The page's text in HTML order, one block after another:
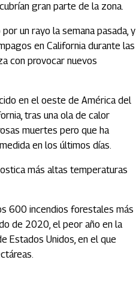
gran parte de la zona.
un rayo la semana pasada, y
en California durante las
con provocar nuevos
en el oeste de América del
tras una ola de calor
muertes pero que ha
en los últimos días.
más altas temperaturas
600 incendios forestales más
de 2020, el peor año en la
Estados Unidos, en el que